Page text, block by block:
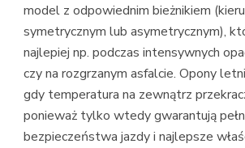
model z odpowiednim bieżnikiem
symetrycznym lub asymetrycznym),
najlepiej np. podczas intensywnych
czy na rozgrzanym asfalcie. Opony
gdy temperatura na zewnątrz
ponieważ tylko wtedy gwarantują
bezpieczeństwa jazdy i najlepsze